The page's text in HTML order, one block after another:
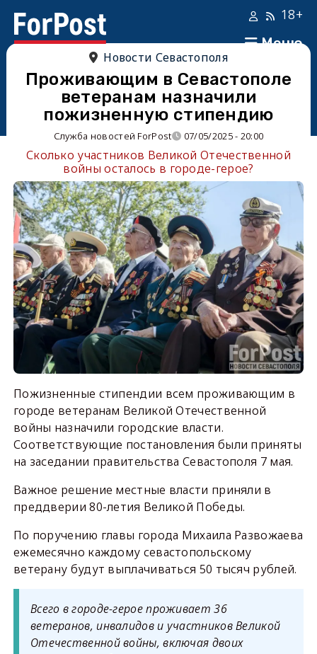
Меню
18+
Новости Севастополя
Проживающим в Севастополе
ветеранам назначили
пожизненную стипендию
Служба новостей ForPost 07/05/2025 - 20:00
Сколько участников Великой Отечественной
войны осталось в городе-герое?
Пожизненные стипендии всем проживающим в
городе ветеранам Великой Отечественной
войны назначили городские власти.
Соответствующие постановления были приняты
на заседании правительства Севастополя 7 мая.
Важное решение местные власти приняли в
преддверии 80-летия Великой Победы.
По поручению главы города Михаила Развожаева
ежемесячно каждому севастопольскому
ветерану будут выплачиваться 50 тысяч рублей.
Всего в городе-герое проживает 36
ветеранов, инвалидов и участников Великой
Отечественной войны, включая двоих